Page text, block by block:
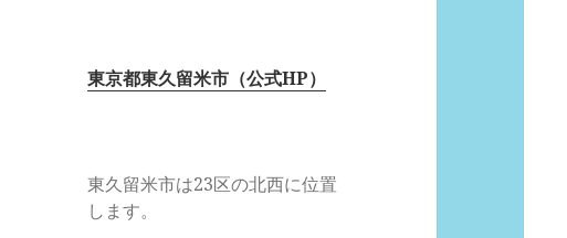
東京都東久留米市（公式HP）
東久留米市は23区の北西に位置
します。